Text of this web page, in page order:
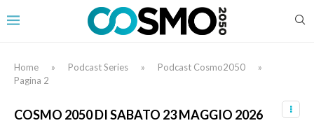
Home » Podcast Series » Podcast Cosmo2050
»
Pagina 2
COSMO 2050 DI SABATO 23 MAGGIO 2026